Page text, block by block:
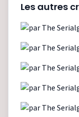
Les autres